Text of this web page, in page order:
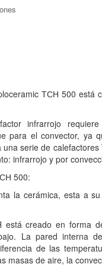
ТСН 500 está
infrarrojo
para el convector, ya
serie de
infrarrojo y por
500:
la cerámica, esta a
está creado en forma
La pared interna
de las
masas de aire, la